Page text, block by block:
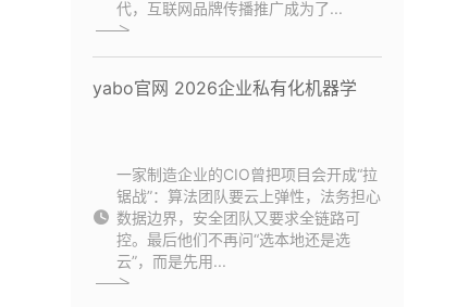
代，互联网品牌传播推广成为了...
yabo官网 2026企业私有化机器学
一家制造企业的CIO曾把项目会开成“拉
锯战”：算法团队要云上弹性，法务担心
数据边界，安全团队又要求全链路可
控。最后他们不再问“选本地还是选
云”，而是先用...